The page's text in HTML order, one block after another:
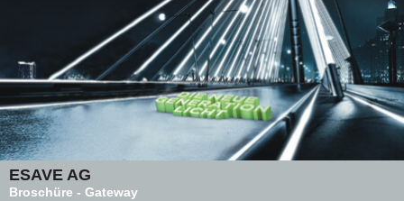
ESAVE AG
Broschüre - Gateway